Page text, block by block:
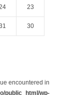
23
30
encountered in
public_html/wp-